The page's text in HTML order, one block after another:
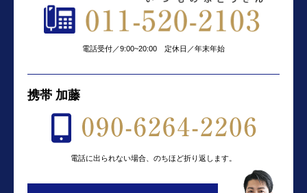
電話受付／9:00~20:00 定休日／年末年始
携帯 加藤
電話に出られない場合、のちほど折り返します。